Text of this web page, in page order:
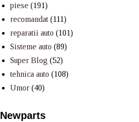
piese (191)
recomandat (111)
reparatii auto (101)
Sisteme auto (89)
Super Blog (52)
tehnica auto (108)
Umor (40)
Newparts